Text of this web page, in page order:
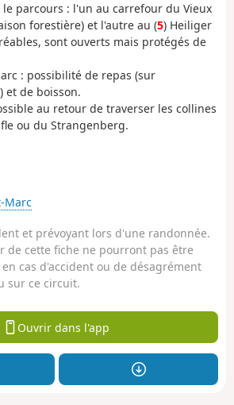
parcours : l'un au carrefour du Vieux
forestière) et l'autre au (5) Heiliger
sont ouverts mais protégés de
: possibilité de repas (sur
et de boisson.
au retour de traverser les collines
ou du Strangenberg.
Marc
et prévoyant lors d'une randonnée.
de cette fiche ne pourront pas être
cas d'accident ou de désagrément
sur ce circuit.
Ouvrir dans l'app